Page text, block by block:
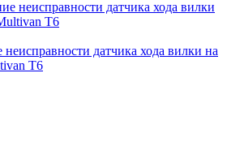
неисправности датчика хода вилки на
T6